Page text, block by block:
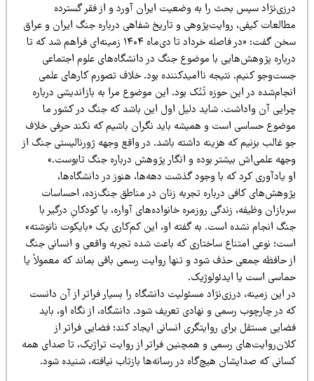
سپس بحث را به وضعیت ایران آورد و از فقر گسترده
کیفی، روایت‌پژوهی و تاریخ شفاهی درباره جنگ ایران و عراق
سخن گفت: «در فاصله خرداد تا دی‌ماه ۱۴۰۴ زمینه‌ای فراهم شد که تا
پژوهش‌هایی با موضوع جنگ در دانشگاه‌های علوم اجتماعی
کنیم. نتیجه ناامیدکننده بود. خلاف تصورم کارهای علمی
در این حوزه تُنُک بود. این موضوع مرا به بازاندیشی درباره
آن واداشت. شاید دلیل اول این باشد که جنگ در کشور ما
حساسی است و همیشه باید نگران باشیم که نکند حرفی خلاف
غالب بزنیم که هزینه داشته باشد. در واقع وجهه ژورنالیستی جنگ از
علمی‌اش بیشتر بوده و انگار پژوهش درباره جنگ تابوست.»
یادآوری کرد که با وجود گذشت دهه‌ها، هنوز در دانشگاه‌ها،
کافی درباره تجربه زنان در مناطق جنگ‌زده، احساسات
وظیفه، زندگی روزمره خانواده‌های آواره، یا کودکانِ درگیر با
انجام نشده است. به گفته او، این کم‌کاری یک «بایکوت نانوشته»
نوعی امتناع ساختاری که باعث شده تجربه واقعی و انسانی جنگ
حافظه جمعی حذف شود و تنها روایت رسمی باقی بماند که معمولاً یا
است یا ایدئولوژیک.
این زمینه، درزی‌نژاد مسئولیت دانشگاه را بسیار فراتر از آن دانست
در چارچوب رسمی و نهادی تعریف شود. دانشگاه، از نگاه او، باید
مستقل برای روایتگری انسانی ایجاد کند؛ فضایی فراتر از
رسمی و همچنین فراتر از روایت تراژیک، تا صدای همه
که صدایشان هیچ‌گاه در رسانه‌ها بازتاب نیافته، شنیده شود.